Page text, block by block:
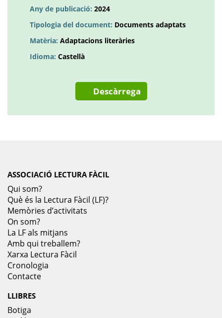
Any de publicació: 2024
Tipologia del document: Documents adaptats
Matèria: Adaptacions literàries
Idioma: Castellà
Descàrrega
ASSOCIACIÓ LECTURA FÀCIL
Qui som?
Què és la Lectura Fàcil (LF)?
Memòries d’activitats
On som?
La LF als mitjans
Amb qui treballem?
Xarxa Lectura Fàcil
Cronologia
Contacte
LLIBRES
Botiga